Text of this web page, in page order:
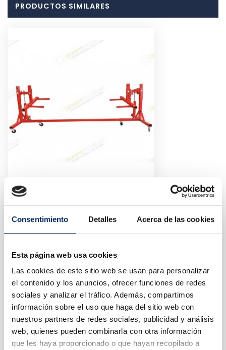
Consentimiento Detalles Acerca de las cookies
Esta página web usa cookies
Las cookies de este sitio web se usan para personalizar
el contenido y los anuncios, ofrecer funciones de redes
sociales y analizar el tráfico. Además, compartimos
información sobre el uso que haga del sitio web con
nuestros partners de redes sociales, publicidad y análisis
web, quienes pueden combinarla con otra información
que les haya proporcionado o que hayan recopilado a
PRODUCTOS SIMILARES
Gato Elevador De Chasis
10/TAL15003